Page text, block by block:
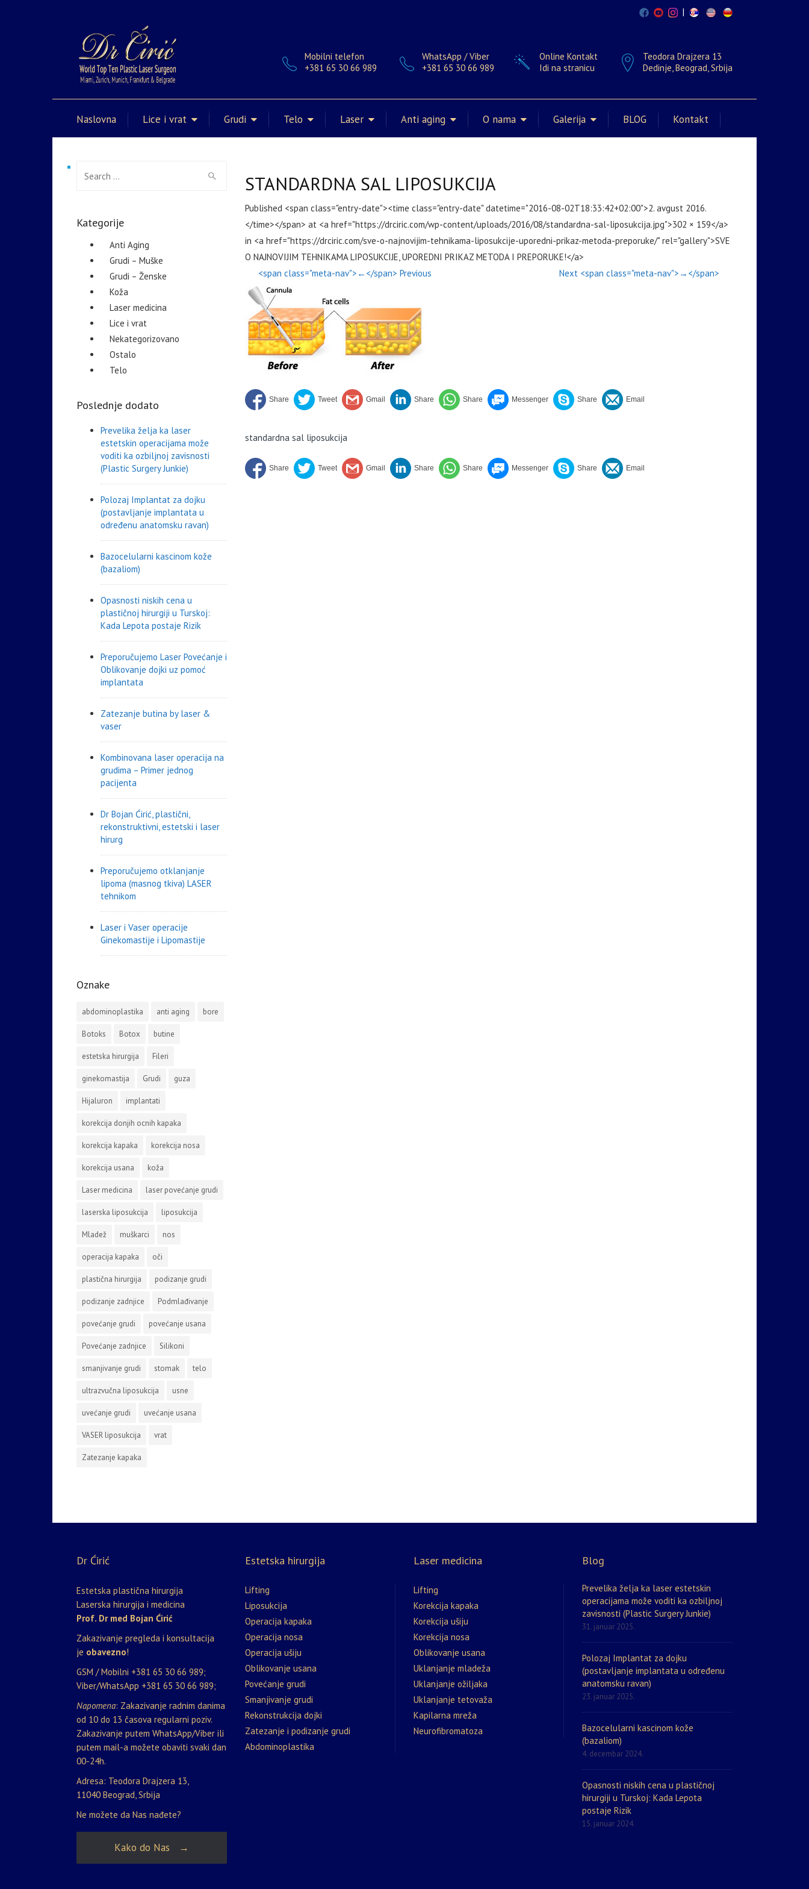
|
Teodora Drajzera 13
Dedinje, Beograd, Srbija
Online Kontakt
Idi na stranicu
WhatsApp / Viber
+381 65 30 66 989
Mobilni telefon
+381 65 30 66 989
Naslovna Lice i vrat Grudi Telo Laser Anti aging O nama Galerija BLOG Kontakt
STANDARDNA SAL LIPOSUKCIJA
Published <span class="entry-date"><time class="entry-date" datetime="2016-08-02T18:33:42+02:00">2. avgust 2016.
</time></span> at <a href="https://drciric.com/wp-content/uploads/2016/08/standardna-sal-liposukcija.jpg">302 × 159</a>
in <a href="https://drciric.com/sve-o-najnovijim-tehnikama-liposukcije-uporedni-prikaz-metoda-preporuke/" rel="gallery">SVE
O NAJNOVIJIM TEHNIKAMA LIPOSUKCIJE, UPOREDNI PRIKAZ METODA I PREPORUKE!</a>
<span class="meta-nav">←</span> Previous
Next <span class="meta-nav">→</span>
standardna sal liposukcija
Kategorije
Anti Aging
Grudi – Muške
Grudi – Ženske
Koža
Laser medicina
Lice i vrat
Nekategorizovano
Ostalo
Telo
Poslednje dodato
Prevelika želja ka laser
estetskin operacijama može
voditi ka ozbiljnoj zavisnosti
(Plastic Surgery Junkie)
Polozaj Implantat za dojku
(postavljanje implantata u
određenu anatomsku ravan)
Bazocelularni kascinom kože
(bazaliom)
Opasnosti niskih cena u
plastičnoj hirurgiji u Turskoj:
Kada Lepota postaje Rizik
Preporučujemo Laser Povećanje i
Oblikovanje dojki uz pomoć
implantata
Zatezanje butina by laser &
vaser
Kombinovana laser operacija na
grudima – Primer jednog
pacijenta
Dr Bojan Ćirić, plastični,
rekonstruktivni, estetski i laser
hirurg
Preporučujemo otklanjanje
lipoma (masnog tkiva) LASER
tehnikom
Laser i Vaser operacije
Ginekomastije i Lipomastije
Oznake
abdominoplastika anti aging bore
Botoks Botox butine
estetska hirurgija Fileri
ginekomastija Grudi guza
Hijaluron implantati
korekcija donjih ocnih kapaka
korekcija kapaka korekcija nosa
korekcija usana koža
Laser medicina laser povećanje grudi
laserska liposukcija liposukcija
Mladež muškarci nos
operacija kapaka oči
plastična hirurgija podizanje grudi
podizanje zadnjice Podmlađivanje
povećanje grudi povećanje usana
Povećanje zadnjice Silikoni
smanjivanje grudi stomak telo
ultrazvučna liposukcija usne
uvećanje grudi uvećanje usana
VASER liposukcija vrat
Zatezanje kapaka
Dr Ćirić
Estetska plastična hirurgija
Laserska hirurgija i medicina
Prof. Dr med Bojan Ćirić
Zakazivanje pregleda i konsultacija
je obavezno!
GSM / Mobilni +381 65 30 66 989;
Viber/WhatsApp +381 65 30 66 989;
Napomena: Zakazivanje radnim danima
od 10 do 13 časova regularni poziv.
Zakazivanje putem WhatsApp/Viber ili
putem mail-a možete obaviti svaki dan
00-24h.
Adresa: Teodora Drajzera 13,
11040 Beograd, Srbija
Ne možete da Nas nađete?
Kako do Nas →
Estetska hirurgija
Lifting
Liposukcija
Operacija kapaka
Operacija nosa
Operacija ušiju
Oblikovanje usana
Povećanje grudi
Smanjivanje grudi
Rekonstrukcija dojki
Zatezanje i podizanje grudi
Abdominoplastika
Laser medicina
Lifting
Korekcija kapaka
Korekcija ušiju
Korekcija nosa
Oblikovanje usana
Uklanjanje mladeža
Uklanjanje ožiljaka
Uklanjanje tetovaža
Kapilarna mreža
Neurofibromatoza
Blog
Prevelika želja ka laser estetskin
operacijama može voditi ka ozbiljnoj
zavisnosti (Plastic Surgery Junkie)
31. januar 2025.
Polozaj Implantat za dojku
(postavljanje implantata u određenu
anatomsku ravan)
23. januar 2025.
Bazocelularni kascinom kože
(bazaliom)
4. decembar 2024.
Opasnosti niskih cena u plastičnoj
hirurgiji u Turskoj: Kada Lepota
postaje Rizik
15. januar 2024.